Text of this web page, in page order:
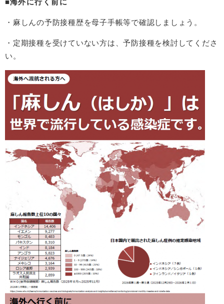
■海外に行く前に
・麻しんの予防接種歴を母子手帳等で確認しましょう。
・定期接種を受けていない方は、予防接種を検討してくださ
い。